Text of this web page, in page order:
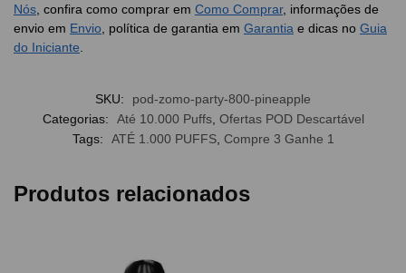
Nós , confira como comprar em Como Comprar, informações de
envio em Envio , política de garantia em Garantia e dicas no Guia
do Iniciante
SKU:
pod-zomo-party-800-pineapple
Categorias:
Até 10.000 Puffs, Ofertas POD Descartável
Tags:
ATÉ 1.000 PUFFS, Compre 3 Ganhe 1
Produtos relacionados